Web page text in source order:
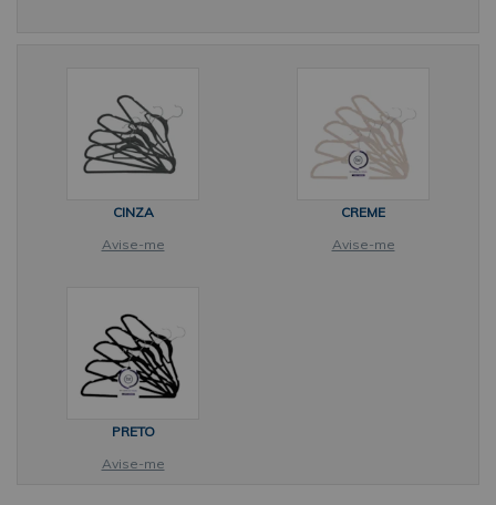
qualidade de produção, serviços e
segurança.AplicaçãoPendurar e organizar suas roupas, seja
no seu guarda roupas, closet ou até mesmo em araras de
lojaEste produto normalmente é utilizado comAraras para
embalagem1 Caixa de Cabide de Veludo Adulto Slim Kit
cromadoDados técnicosMarca: BZ AviamentosModelo:
1,5 cmBarra de acessórios: 13,8 cmEspaço entre barra de
acessórios e base: 4,5 cmGarantia: Contra defeito de
fabricaçãoAtençãoAs imagens e suas cores são apenas
ilustrativas, podendo haver variação nas cores do produto
ocasionar desbote nas cores do produto.
CINZA
Avise-me
CREME
Avise-me
PRETO
Avise-me